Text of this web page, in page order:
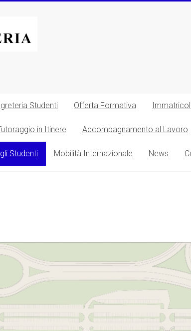
Studenti Offerta Formativa
in Itinere Accompagnamento al Lavoro
Studenti Mobilità Internazionale News